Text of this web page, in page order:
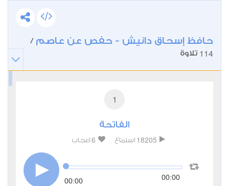
حافظ إسحاق دانيش - حفص عن عاصم /
114 تلاوة
1
الفاتحة
18205 استماع 6 اعجاب
00:00 00:00